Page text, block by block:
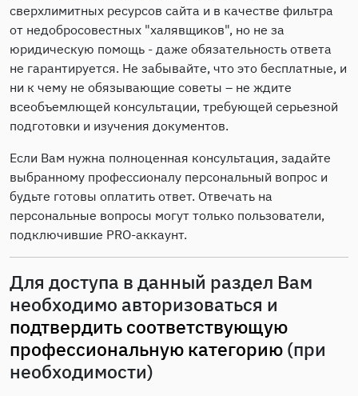
сверхлимитных ресурсов сайта и в качестве фильтра
от недобросовестных "халявщиков", но не за
юридическую помощь - даже обязательность ответа
не гарантируется. Не забывайте, что это бесплатные, и
ни к чему не обязывающие советы – не ждите
всеобъемлющей консультации, требующей серьезной
подготовки и изучения документов.
Если Вам нужна полноценная консультация, задайте
выбранному профессионалу персональный вопрос и
будьте готовы оплатить ответ. Отвечать на
персональные вопросы могут только пользователи,
подключившие PRO-аккаунт.
Для доступа в данный раздел Вам
необходимо авторизоваться и
подтвердить соответствующую
профессиональную категорию (при
необходимости)